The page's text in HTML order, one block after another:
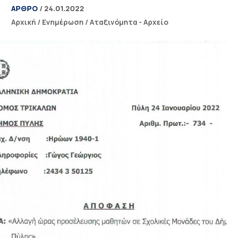
ΑΡΘΡΟ / 24.01.2022
Αρχική / Ενημέρωση /Αταξινόμητα - Αρχείο